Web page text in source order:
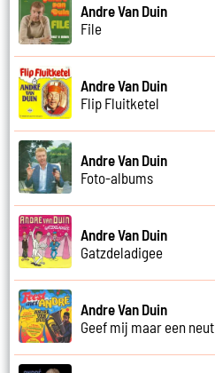
Andre Van Duin
File
Andre Van Duin
Flip Fluitketel
Andre Van Duin
Foto-albums
Andre Van Duin
Gatzdeladigee
Andre Van Duin
Geef mij maar een neut